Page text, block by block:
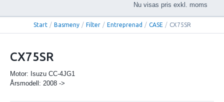
Nu visas pris exkl. moms
Start / Basmeny / Filter / Entreprenad / CASE / CX75SR
CX75SR
Motor: Isuzu CC-4JG1
Årsmodell: 2008 ->